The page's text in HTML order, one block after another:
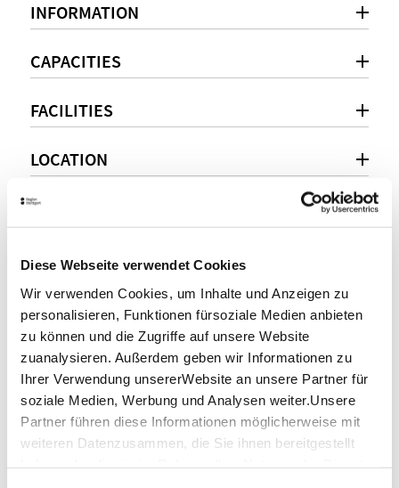
Diese Webseite verwendet Cookies
Wir verwenden Cookies, um Inhalte und Anzeigen zu
personalisieren, Funktionen fürsoziale Medien anbieten
zu können und die Zugriffe auf unsere Website
zuanalysieren. Außerdem geben wir Informationen zu
Ihrer Verwendung unsererWebsite an unsere Partner für
soziale Medien, Werbung und Analysen weiter.Unsere
Partner führen diese Informationen möglicherweise mit
weiteren Datenzusammen, die Sie ihnen bereitgestellt
INFORMATION
CAPACITIES
FACILITIES
LOCATION
Hotel.Stuttgart.Events@movenpick.com
www.movenpick.com
SHARE